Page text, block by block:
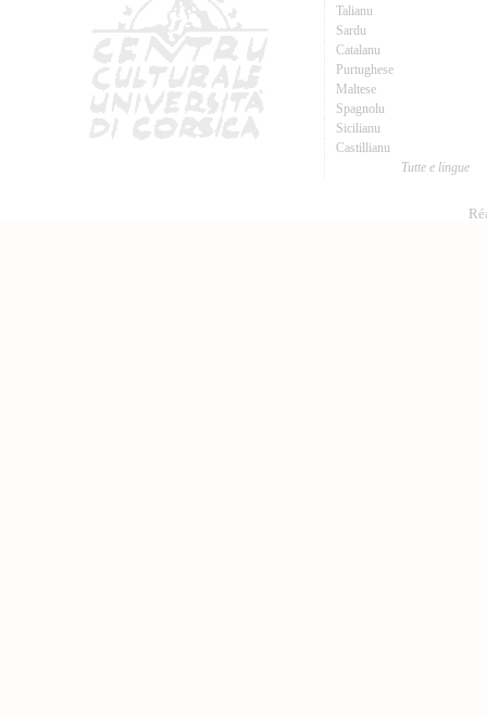
Talianu
Sardu
Catalanu
Purtughese
Maltese
Spagnolu
Sicilianu
Castillianu
Tutte e lingue